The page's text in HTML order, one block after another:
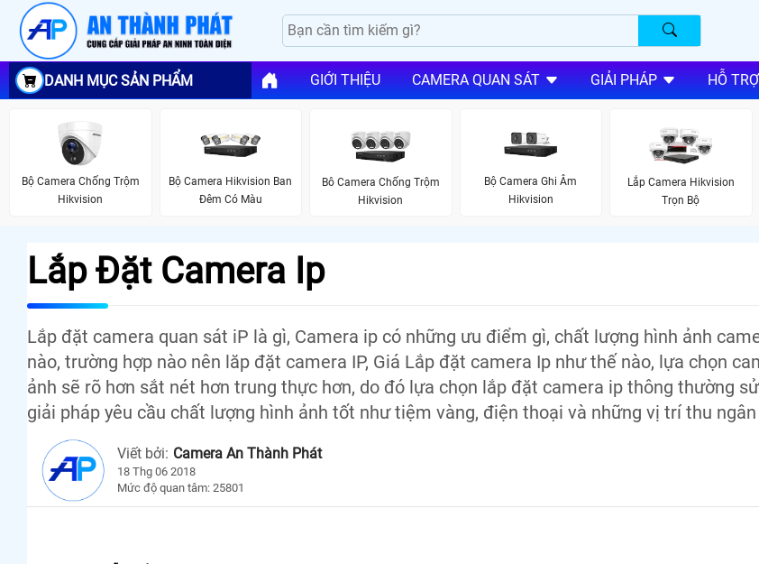
DANH MỤC SẢN PHẨM GIỚI THIỆU CAMERA QUAN SÁT GIẢI PHÁP HỖ TRỢ
Bộ Camera Chống Trộm
Hikvision
Bộ Camera Hikvision Ban
Đêm Có Màu
Bô Camera Chống Trộm
Hikvision
Bộ Camera Ghi Âm
Hikvision
Lắp Camera Hikvision
Trọn Bộ
Lắp Đặt Camera Ip
Lắp đặt camera quan sát iP là gì, Camera ip có những ưu điểm gì, chất lượng hình ảnh
nào, trường hợp nào nên lăp đặt camera IP, Giá Lắp đặt camera Ip như thế nào, lựa chọn
ảnh sẽ rõ hơn sắt nét hơn trung thực hơn, do đó lựa chọn lắp đặt camera ip thông thường
giải pháp yêu cầu chất lượng hình ảnh tốt như tiệm vàng, điện thoại và những vị trí thu ngân
Viết bởi: Camera An Thành Phát
18 Thg 06 2018
Mức độ quan tâm: 25801